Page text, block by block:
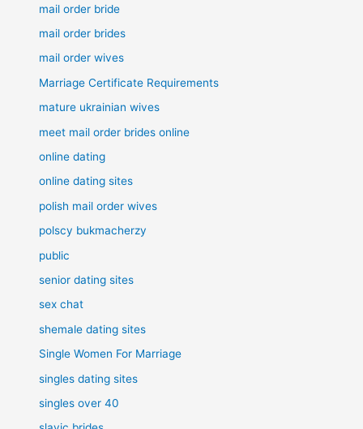
mail order bride
mail order brides
mail order wives
Marriage Certificate Requirements
mature ukrainian wives
meet mail order brides online
online dating
online dating sites
polish mail order wives
polscy bukmacherzy
public
senior dating sites
sex chat
shemale dating sites
Single Women For Marriage
singles dating sites
singles over 40